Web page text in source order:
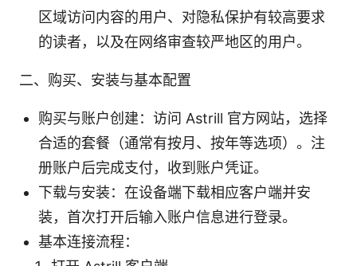
区域访问内容的用户、对隐私保护有较高要求
的读者，以及在网络审查较严地区的用户。
二、购买、安装与基本配置
购买与账户创建：访问 Astrill 官方网站，选择
合适的套餐（通常有按月、按年等选项）。注
册账户后完成支付，收到账户凭证。
下载与安装：在设备端下载相应客户端并安
装，首次打开后输入账户信息进行登录。
基本连接流程：